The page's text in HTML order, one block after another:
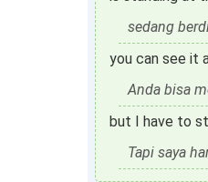
sedang
you can see it
Anda bisa
but I have to
Tapi saya